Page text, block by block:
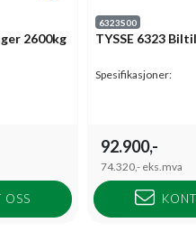
2600kg
OSS
6323S00
TYSSE 6323
Spesifikasjoner:
92.900,-
74.320,- eks.mva